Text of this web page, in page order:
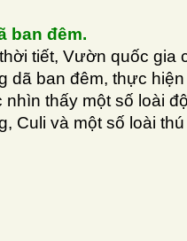
ban đêm.
tiết, Vườn quốc gia
dã ban đêm, thực
thấy một số loài
Culi và một số loài